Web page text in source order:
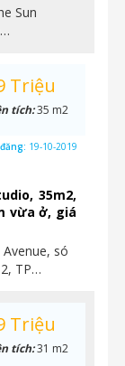
Sun
35m2,
vừa ở, giá
só
TP…
Triệu
tích:35 m2
19-10-2019
Triệu
tích:31 m2